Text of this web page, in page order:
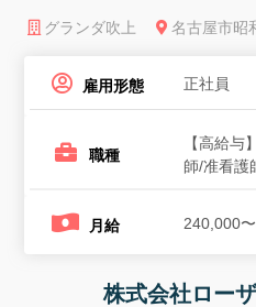
グランダ吹上 名古屋市昭
雇用形態 正社員
職種
【高給与
師/准看護
月給 240,000
株式会社ロー